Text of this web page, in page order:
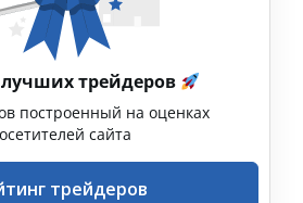
трейдеров
построенный на оценках
сайта
трейдеров